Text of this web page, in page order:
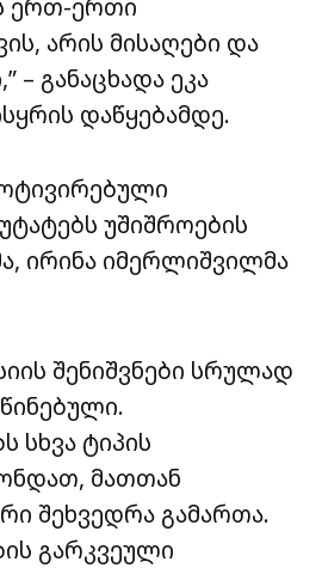
ერთ-ერთი
არის მისაღები და
– განაცხადა ეკა
დაწყებამდე.
უშიშროების
ირინა იმერლიშვილმა
შენიშვნები სრულად
სხვა ტიპის
მათთან
შეხვედრა გამართა.
გარკვეული